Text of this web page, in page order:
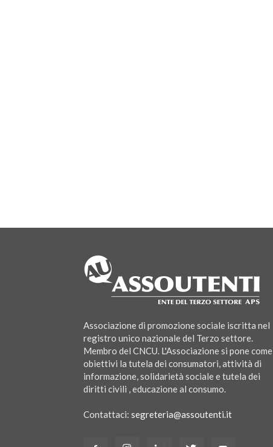
Associazione di promozione sociale iscritta nel
registro unico nazionale del Terzo settore.
Membro del CNCU. L'Associazione si pone come
obiettivi la tutela dei consumatori, attività di
informazione, solidarietà sociale e tutela dei
diritti civili , educazione al consumo.
Contattaci: segreteria@assoutenti.it